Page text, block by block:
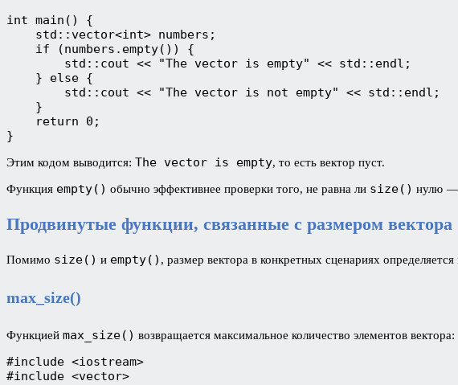
int main() {
    std::vector<int> numbers;
    if (numbers.empty()) {
        std::cout << "The vector is empty" << std::endl;
    } else {
        std::cout << "The vector is not empty" << std::endl;
    }
    return 0;
}
Этим кодом выводится: The vector is empty, то есть вектор пуст.
Функция empty() обычно эффективнее проверки того, не равна ли size() нулю —
Продвинутые функции, связанные с размером вектора
Помимо size() и empty() , размер вектора в конкретных сценариях
max_size()
Функцией max_size() возвращается максимальное количество элементов вектора:
#include <iostream>
#include <vector>